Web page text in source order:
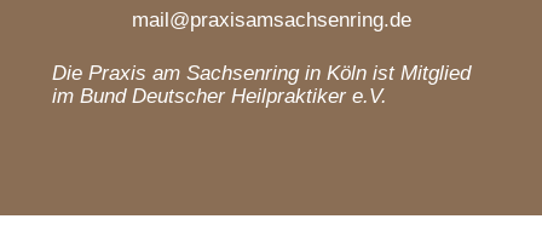
mail@praxisamsachsenring.de
Die Praxis am Sachsenring in Köln ist Mitglied
im Bund Deutscher Heilpraktiker e.V.